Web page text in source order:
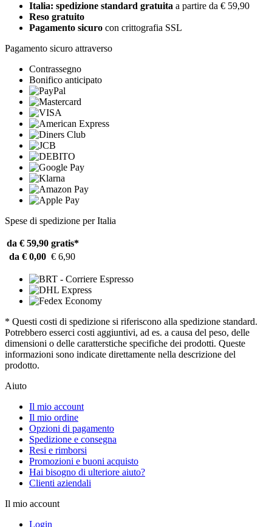
Italia: spedizione standard gratuita a partire da € 59,90
Reso gratuito
Pagamento sicuro con crittografia SSL
Pagamento sicuro attraverso
Contrassegno
Bonifico anticipato
Spese di spedizione per Italia
da € 59,90 gratis*
da € 0,00 € 6,90
* Questi costi di spedizione si riferiscono alla spedizione standard.
Potrebbero esserci costi aggiuntivi, ad es. a causa del peso, delle
dimensioni o delle caratterstiche specifiche dei prodotti. Queste
informazioni sono indicate direttamente nella descrizione del
prodotto.
Aiuto
Il mio account
Il mio ordine
Opzioni di pagamento
Spedizione e consegna
Resi e rimborsi
Promozioni e buoni acquisto
Hai bisogno di ulteriore aiuto?
Clienti aziendali
Il mio account
Login